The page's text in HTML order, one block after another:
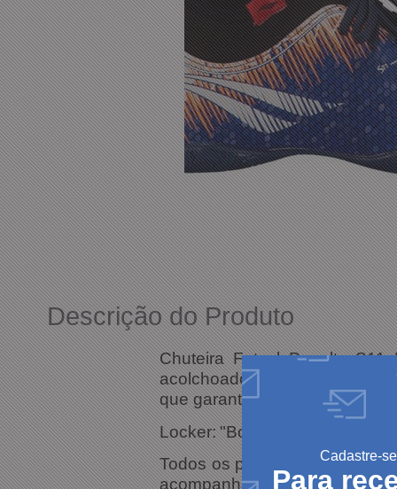
Cadastre-se
Para
Descrição do Produto
Chuteira Futsal Penalty
acolchoado para aumentar o
que garante aderência e
Locker:"Bota" que permite
Todos os produtos
acompanhada do produto.